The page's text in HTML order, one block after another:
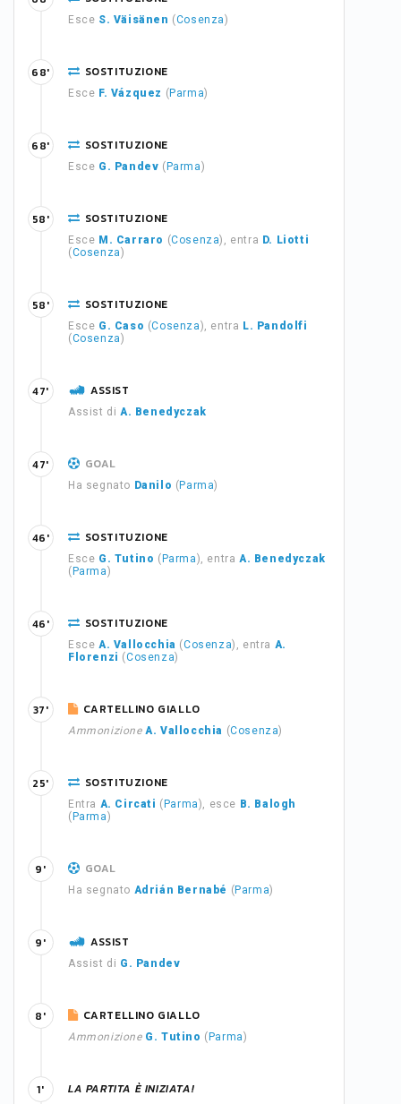
Esce S. Väisänen (Cosenza)
SOSTITUZIONE
Esce F. Vázquez ( Parma)
68'
SOSTITUZIONE
Esce G. Pandev ( Parma)
68'
SOSTITUZIONE
Esce M. Carraro (Cosenza), entra D. Liotti
(Cosenza)
58'
SOSTITUZIONE
Esce G. Caso (Cosenza), entra L. Pandolfi
(Cosenza)
58'
ASSIST
Assist di A. Benedyczak
47'
GOAL
Ha segnato Danilo ( Parma)
47'
SOSTITUZIONE
Esce G. Tutino ( Parma), entraA. Benedyczak
( Parma)
46'
SOSTITUZIONE
Esce A. Vallocchia (Cosenza), entra A.
Florenzi (Cosenza)
46'
CARTELLINO GIALLO
Ammonizione A. Vallocchia (Cosenza)
37'
SOSTITUZIONE
Entra A. Circati ( Parma), esce B. Balogh
( Parma)
25'
GOAL
Ha segnato Adrián Bernabé ( Parma)
9'
ASSIST
Assist di G. Pandev
9'
CARTELLINO GIALLO
Ammonizione G. Tutino ( Parma)
8'
LA PARTITA È INIZIATA!
1'